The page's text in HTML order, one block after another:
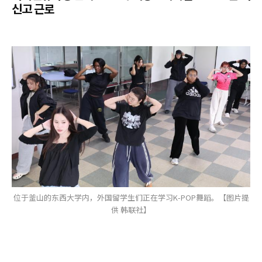
신고 근로
位于釜山的东西大学内，外国留学生们正在学习K-POP舞蹈。【图片提
供 韩联社】